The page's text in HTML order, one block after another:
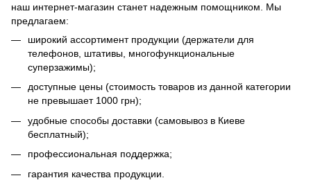
наш интернет-магазин станет надежным помощником. Мы
предлагаем:
широкий ассортимент продукции (держатели для
телефонов, штативы, многофункциональные
суперзажимы);
доступные цены (стоимость товаров из данной категории
не превышает 1000 грн);
удобные способы доставки (самовывоз в Киеве
бесплатный);
профессиональная поддержка;
гарантия качества продукции.